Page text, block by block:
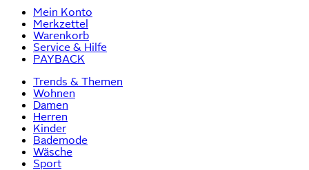
Mein Konto
Merkzettel
Warenkorb
Service & Hilfe
PAYBACK
Trends & Themen
Wohnen
Damen
Herren
Kinder
Bademode
Wäsche
Sport